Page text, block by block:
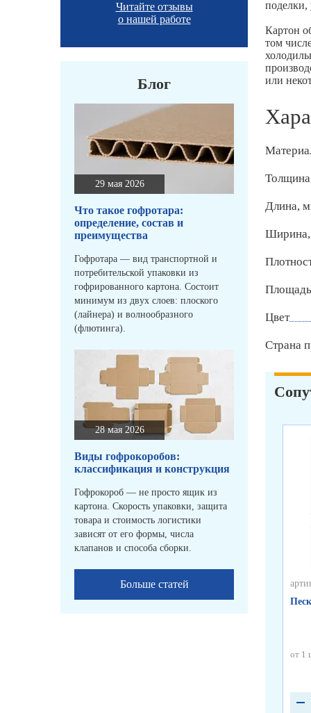
Читайте отзывы
о нашей работе
Блог
29 мая 2026
Что такое гофротара:
определение, состав и
преимущества
Гофротара — вид транспортной и
потребительской упаковки из
гофрированного картона. Состоит
минимум из двух слоев: плоского
(лайнера) и волнообразного
(флютинга).
28 мая 2026
Виды гофрокоробов:
классификация и конструкция
Гофрокороб — не просто ящик из
картона. Скорость упаковки, защита
товара и стоимость логистики
зависят от его формы, числа
клапанов и способа сборки.
Больше статей
поделки,
Картон
том
или
Длина,
Цвет
Страна
от 1